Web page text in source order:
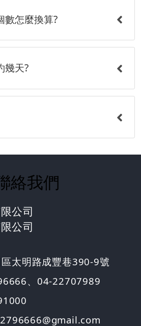
數怎麼換算?
幾天?
絡我們
公司
公司
太明路成豐巷390-9號
、 04-22707989